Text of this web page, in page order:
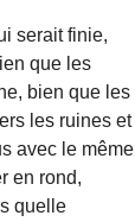
serait finie,
que les
bien que les
les ruines et
avec le même
en rond,
quelle